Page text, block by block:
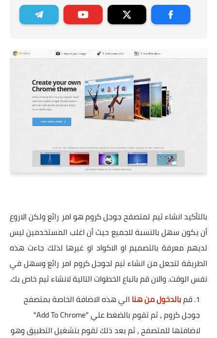
بالتأكيد انشاء ثيم لمتصفح جوجل كروم هو امر رائع ولكن الاروع
أن يكون سهل بالنسبة للجميع حيث أن اغلب المستخدمين ليس
لديهم معرفة بالتصميم او الاكواد او غيرها لذلك جاءت هذه
الطريقة لتجعل من انشاء ثيم لجوجل كروم امر رائع وسهل في
نفس الوقت. والان قم باتباع الخطوات التالية لانشاء ثيم خاص بك.
قمبالدخول من هنا الي هذه الاضافة الخاصة بمتصفح
جوجل كروم ، ثم تقوم بالضغط علي "Add To Chrome"
لاضافتها للمتصفح ، ثم بعد ذلك تقوم بتشغيل التطبيق وهو